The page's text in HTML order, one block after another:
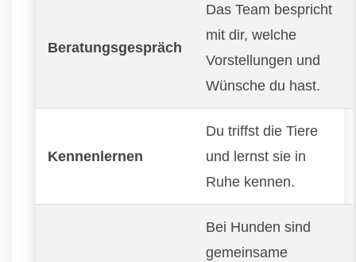
Beratungsgespräch
Das Team bespricht
mit dir, welche
Vorstellungen und
Wünsche du hast.
Kennenlernen
Du triffst die Tiere
und lernst sie in
Ruhe kennen.
Bei Hunden sind
gemeinsame